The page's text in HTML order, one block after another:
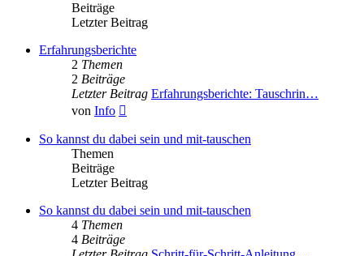
Beiträge
Letzter Beitrag
Erfahrungsberichte
2 Themen
2 Beiträge
Letzter Beitrag Erfahrungsberichte: Tauschrin…
von Info
So kannst du dabei sein und mit-tauschen
Themen
Beiträge
Letzter Beitrag
So kannst du dabei sein und mit-tauschen
4 Themen
4 Beiträge